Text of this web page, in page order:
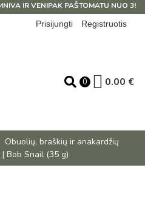
IR VENIPAK PAŠTOMATU NUO 39
Prisijungti
Registruotis
0 0.00 €
Obuolių, braškių ir anakardžių
Bob Snail (35 g)